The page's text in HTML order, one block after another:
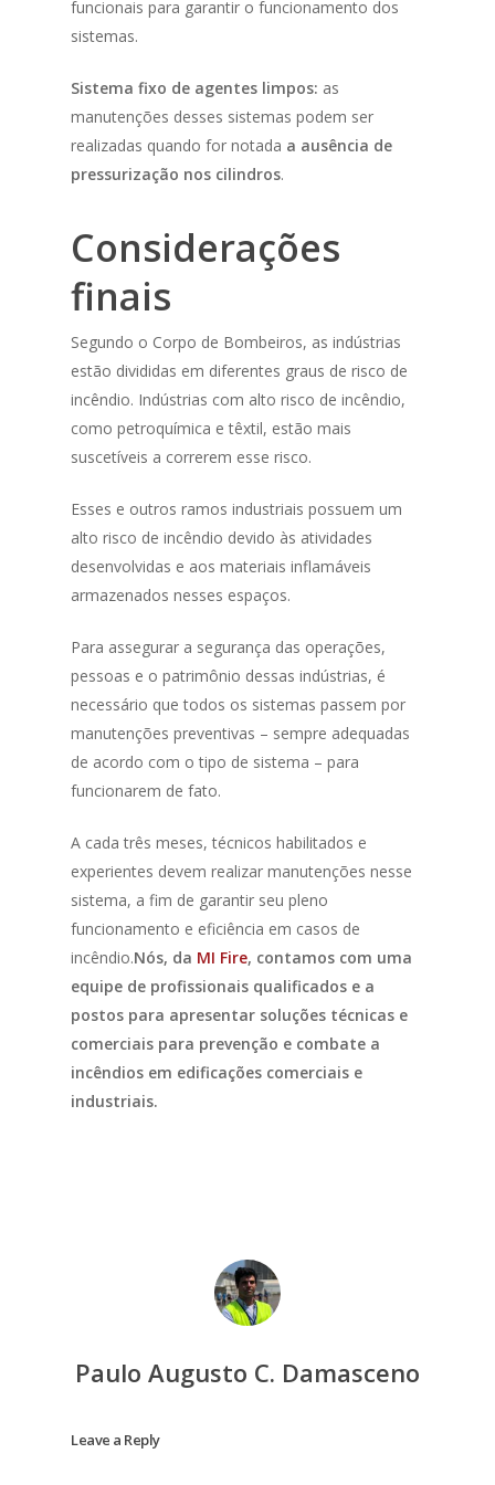
funcionais para garantir o funcionamento dos
sistemas.
Sistema fixo de agentes limpos: as
manutenções desses sistemas podem ser
realizadas quando for notada a ausência de
pressurização nos cilindros.
Considerações
finais
Segundo o Corpo de Bombeiros, as indústrias
estão divididas em diferentes graus de risco de
incêndio. Indústrias com alto risco de incêndio,
como petroquímica e têxtil, estão mais
suscetíveis a correrem esse risco.
Esses e outros ramos industriais possuem um
alto risco de incêndio devido às atividades
desenvolvidas e aos materiais inflamáveis
armazenados nesses espaços.
Para assegurar a segurança das operações,
pessoas e o patrimônio dessas indústrias, é
necessário que todos os sistemas passem por
manutenções preventivas – sempre adequadas
de acordo com o tipo de sistema – para
funcionarem de fato.
A cada três meses, técnicos habilitados e
experientes devem realizar manutenções nesse
sistema, a fim de garantir seu pleno
funcionamento e eficiência em casos de
incêndio.Nós, da MI Fire, contamos com uma
equipe de profissionais qualificados e a
postos para apresentar soluções técnicas e
comerciais para prevenção e combate a
incêndios em edificações comerciais e
industriais.
Paulo Augusto C. Damasceno
Leave a Reply